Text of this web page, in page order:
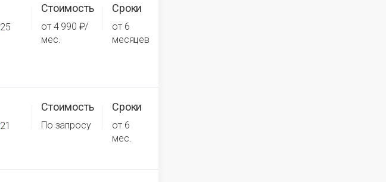
25
Стоимость
от 4 990 ₽/
мес.
Сроки
от 6
месяцев
21
Стоимость
По запросу
Сроки
от 6
мес.